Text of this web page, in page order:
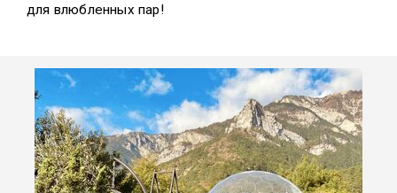
для влюбленных пар!